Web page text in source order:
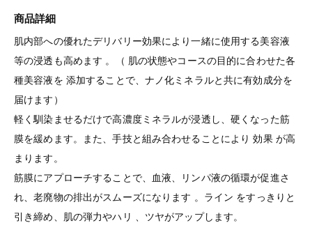
商品詳細
肌内部への優れたデリバリー効果により一緒に使用する美容液
等の浸透も高めます 。（ 肌の状態やコースの目的に合わせた各
種美容液を 添加することで、ナノ化ミネラルと共に有効成分を
届けます）
軽く馴染ませるだけで高濃度ミネラルが浸透し、硬くなった筋
膜を緩めます。また、手技と組み合わせることにより 効果 が高
まります。
筋膜にアプローチすることで、血液、リンパ液の循環が促進さ
れ、老廃物の排出がスムーズになります 。ライン をすっきりと
引き締め、肌の弾力やハリ 、ツヤがアップします。